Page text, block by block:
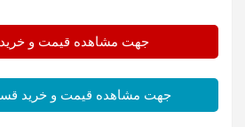
جهت مشاهده قیمت و خرید
جهت مشاهده قیمت و خرید